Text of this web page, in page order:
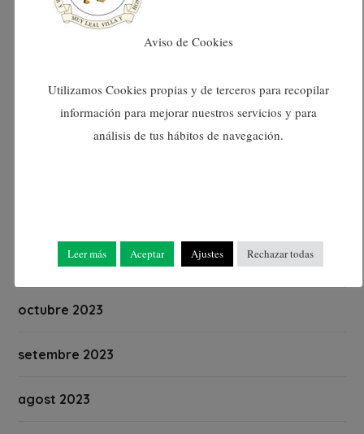
març 2024
novembre 2023
octubre 2023
setembre 2023
agost 2023
Aviso de Cookies
Utilizamos Cookies propias y de terceros para recopilar
información para mejorar nuestros servicios y para
análisis de tus hábitos de navegación.
Leer más Aceptar Ajustes Rechazar todas